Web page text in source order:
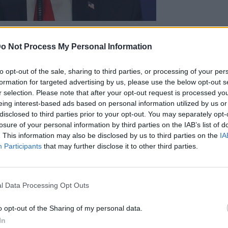
Not Process My Personal Information
opt-out of the sale, sharing to third parties, or processing of your
for targeted advertising by us, please use the below opt-out
selection. Please note that after your opt-out request is processed
interest-based ads based on personal information utilized by us
to third parties prior to your opt-out. You may separately
of your personal information by third parties on the IAB’s list of
This information may also be disclosed by us to third parties on the
Participants that may further disclose it to other third parties.
Data Processing Opt Outs
opt-out of the Sharing of my personal data.
θα καταρρεύσει, αν ο ίδιος
Νοέμβριο, δήλωσε σήμερα ο
ο Ντόναλντ Τραμπ είπε σε επικεφαλής
αν επανεκλεγεί. «Αν δεν κερδίσω, θα δείτε